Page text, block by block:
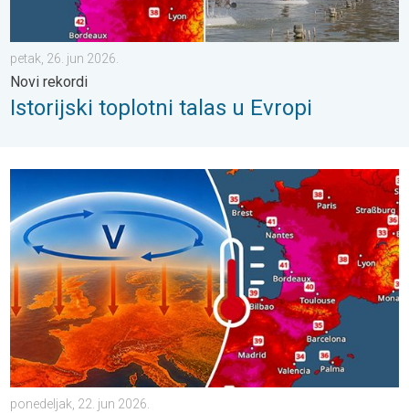
petak, 26. jun 2026.
Novi rekordi
Istorijski toplotni talas u Evropi
Toplotna kupola donosi velike vrućine. Dug i jak toplotni talas.
ponedeljak, 22. jun 2026.